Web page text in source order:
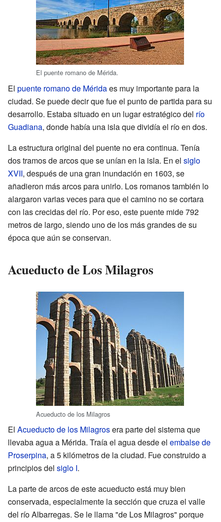
El puente romano de Mérida.
El puente romano de Méridaes muy importante para la
ciudad. Se puede decir que fue el punto de partida para su
desarrollo. Estaba situado en un lugar estratégico del río
Guadiana, donde había una isla que dividía el río en dos.
La estructura original del puente no era continua. Tenía
dos tramos de arcos que se unían en la isla. En el siglo
XVII, después de una gran inundación en 1603, se
añadieron más arcos para unirlo. Los romanos también lo
alargaron varias veces para que el camino no se cortara
con las crecidas del río. Por eso, este puente mide 792
metros de largo, siendo uno de los más grandes de su
época que aún se conservan.
Acueducto de Los Milagros
Acueducto de los Milagros
El Acueducto de los Milagrosera parte del sistema que
llevaba agua a Mérida. Traía el agua desde el embalse de
Proserpina, a 5 kilómetros de la ciudad. Fue construido a
principios del siglo I.
La parte de arcos de este acueducto está muy bien
conservada, especialmente la sección que cruza el valle
del río Albarregas. Se le llama "de Los Milagros" porque